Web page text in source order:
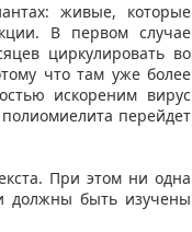
живые, которые
В первом случае
циркулировать во
что там уже более
искореним вирус
перейдет
При этом ни одна
должны быть изучены